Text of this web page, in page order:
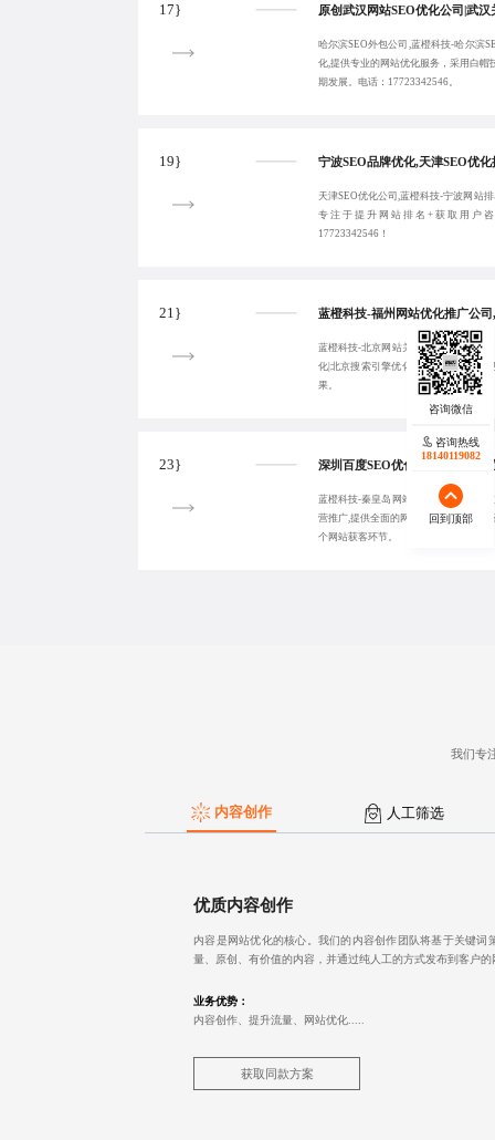
17}
哈尔滨SEO外包公司,蓝橙科技-哈尔滨
化,提供专业的网站优化服务，采用白帽
期发展。电话：17723342546。
19}
天津SEO优化公司,蓝橙科技-宁波网站
专注于提升网站排名+获取用户
17723342546！
21}
蓝橙科技-北京网站关键词排名优化|福
化|北京搜索引擎优化,帮助企业高效实
果。
23}
蓝橙科技-秦皇岛网站SEO优化公司,攀
营推广,提供全面的网站SEO优化服务，
个网站获客环节。
我们专
内容创作 人工筛选
优质内容创作
内容是网站优化的核心。我们的内容创作团队将基于关键词
量、原创、有价值的内容，并通过纯人工的方式发布到客户的
业务优势：
内容创作、提升流量、网站优化.....
获取同款方案
咨询热线
18140119082
回到顶部